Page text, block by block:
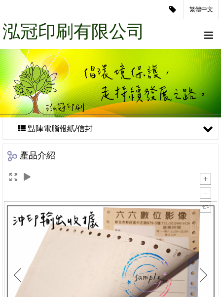
繁體中文
泓冠印刷有限公司
點陣電腦報紙/信封
產品介紹